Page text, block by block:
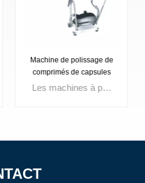
Machine de tri et de
polissage de capsules BA-
YPJ-III
La machine de tri et de polissage de capsules est un équipement important dans le flux de travail de fabrication pharmaceutique pour optimiser l'apparence finale et la qualité des produits pharmaceutiques encapsulés.